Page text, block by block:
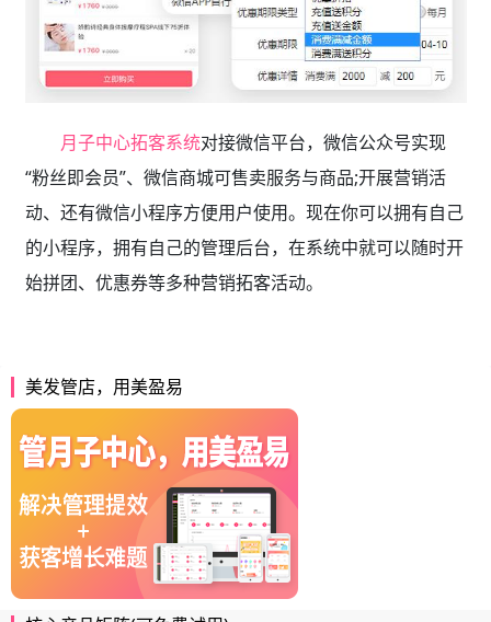
月子中心拓客系统对接微信平台，微信公众号实现
“粉丝即会员”、微信商城可售卖服务与商品;开展营销活
动、还有微信小程序方便用户使用。现在你可以拥有自己
的小程序，拥有自己的管理后台，在系统中就可以随时开
始拼团、优惠券等多种营销拓客活动。
美发管店，用美盈易